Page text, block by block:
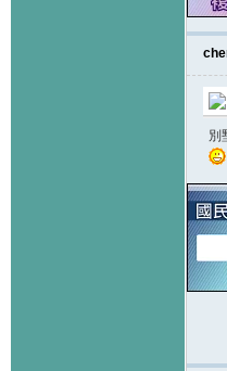
別